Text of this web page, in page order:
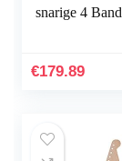
snarige 4
Beginners,
€179.89